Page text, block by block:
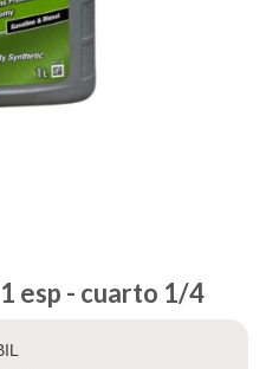
esp - cuarto 1/4